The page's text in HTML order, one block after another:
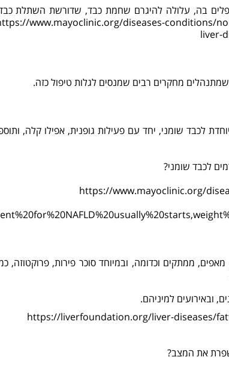
ומטפלים בה, עלולה להיגרם שחמת כבד, שדורשת השתלת
www.mayoclinic.org/diseases-conditions/
liver-
מיוחדת לכבד שומני, יחד עם פעילות גופנית, אפילו קלה,
https://www.mayoclinic.org/
מאפים, ממתקים וכדומה, ובמיוחד סוכר פירות, פרוקטוזה,
ובאירועים למיניהם.
https://liverfoundation.org/liver-diseases/